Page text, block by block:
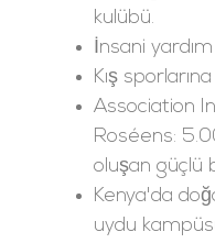
kulübü.
İnsani
Kış
Association
Roséens:
oluşan güçlü
Kenya'da
uydu